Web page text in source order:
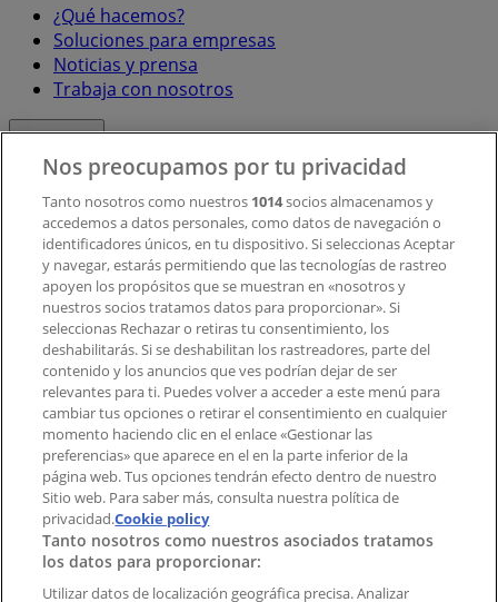
¿Qué hacemos?
Soluciones para empresas
Noticias y prensa
Trabaja con nosotros
Contacto comercial y de marketing
Tienda mal colocada en el mapa
Notificar un folleto
¿Encontraste un problema en la web o en la
aplicación?
Índices
Marcas
Marcas locales
Negocios
Negocios cercanos
Productos
Productos locales
Nos preocupamos por tu privacidad
Tanto nosotros como nuestros 1014socios almacenamos y
accedemos a datos personales, como datos de navegación o
identificadores únicos, en tu dispositivo. Si seleccionas Aceptar
y navegar, estarás permitiendo que las tecnologías de rastreo
apoyen los propósitos que se muestran en «nosotros y
nuestros socios tratamos datos para proporcionar». Si
seleccionas Rechazar o retiras tu consentimiento, los
deshabilitarás. Si se deshabilitan los rastreadores, parte del
contenido y los anuncios que ves podrían dejar de ser
relevantes para ti. Puedes volver a acceder a este menú para
cambiar tus opciones o retirar el consentimiento en cualquier
momento haciendo clic en el enlace «Gestionar las
preferencias» que aparece en el en la parte inferior de la
página web. Tus opciones tendrán efecto dentro de nuestro
Sitio web. Para saber más, consulta nuestra política de
privacidad.Cookie policy
Tanto nosotros como nuestros asociados tratamos
los datos para proporcionar:
Utilizar datos de localización geográfica precisa. Analizar